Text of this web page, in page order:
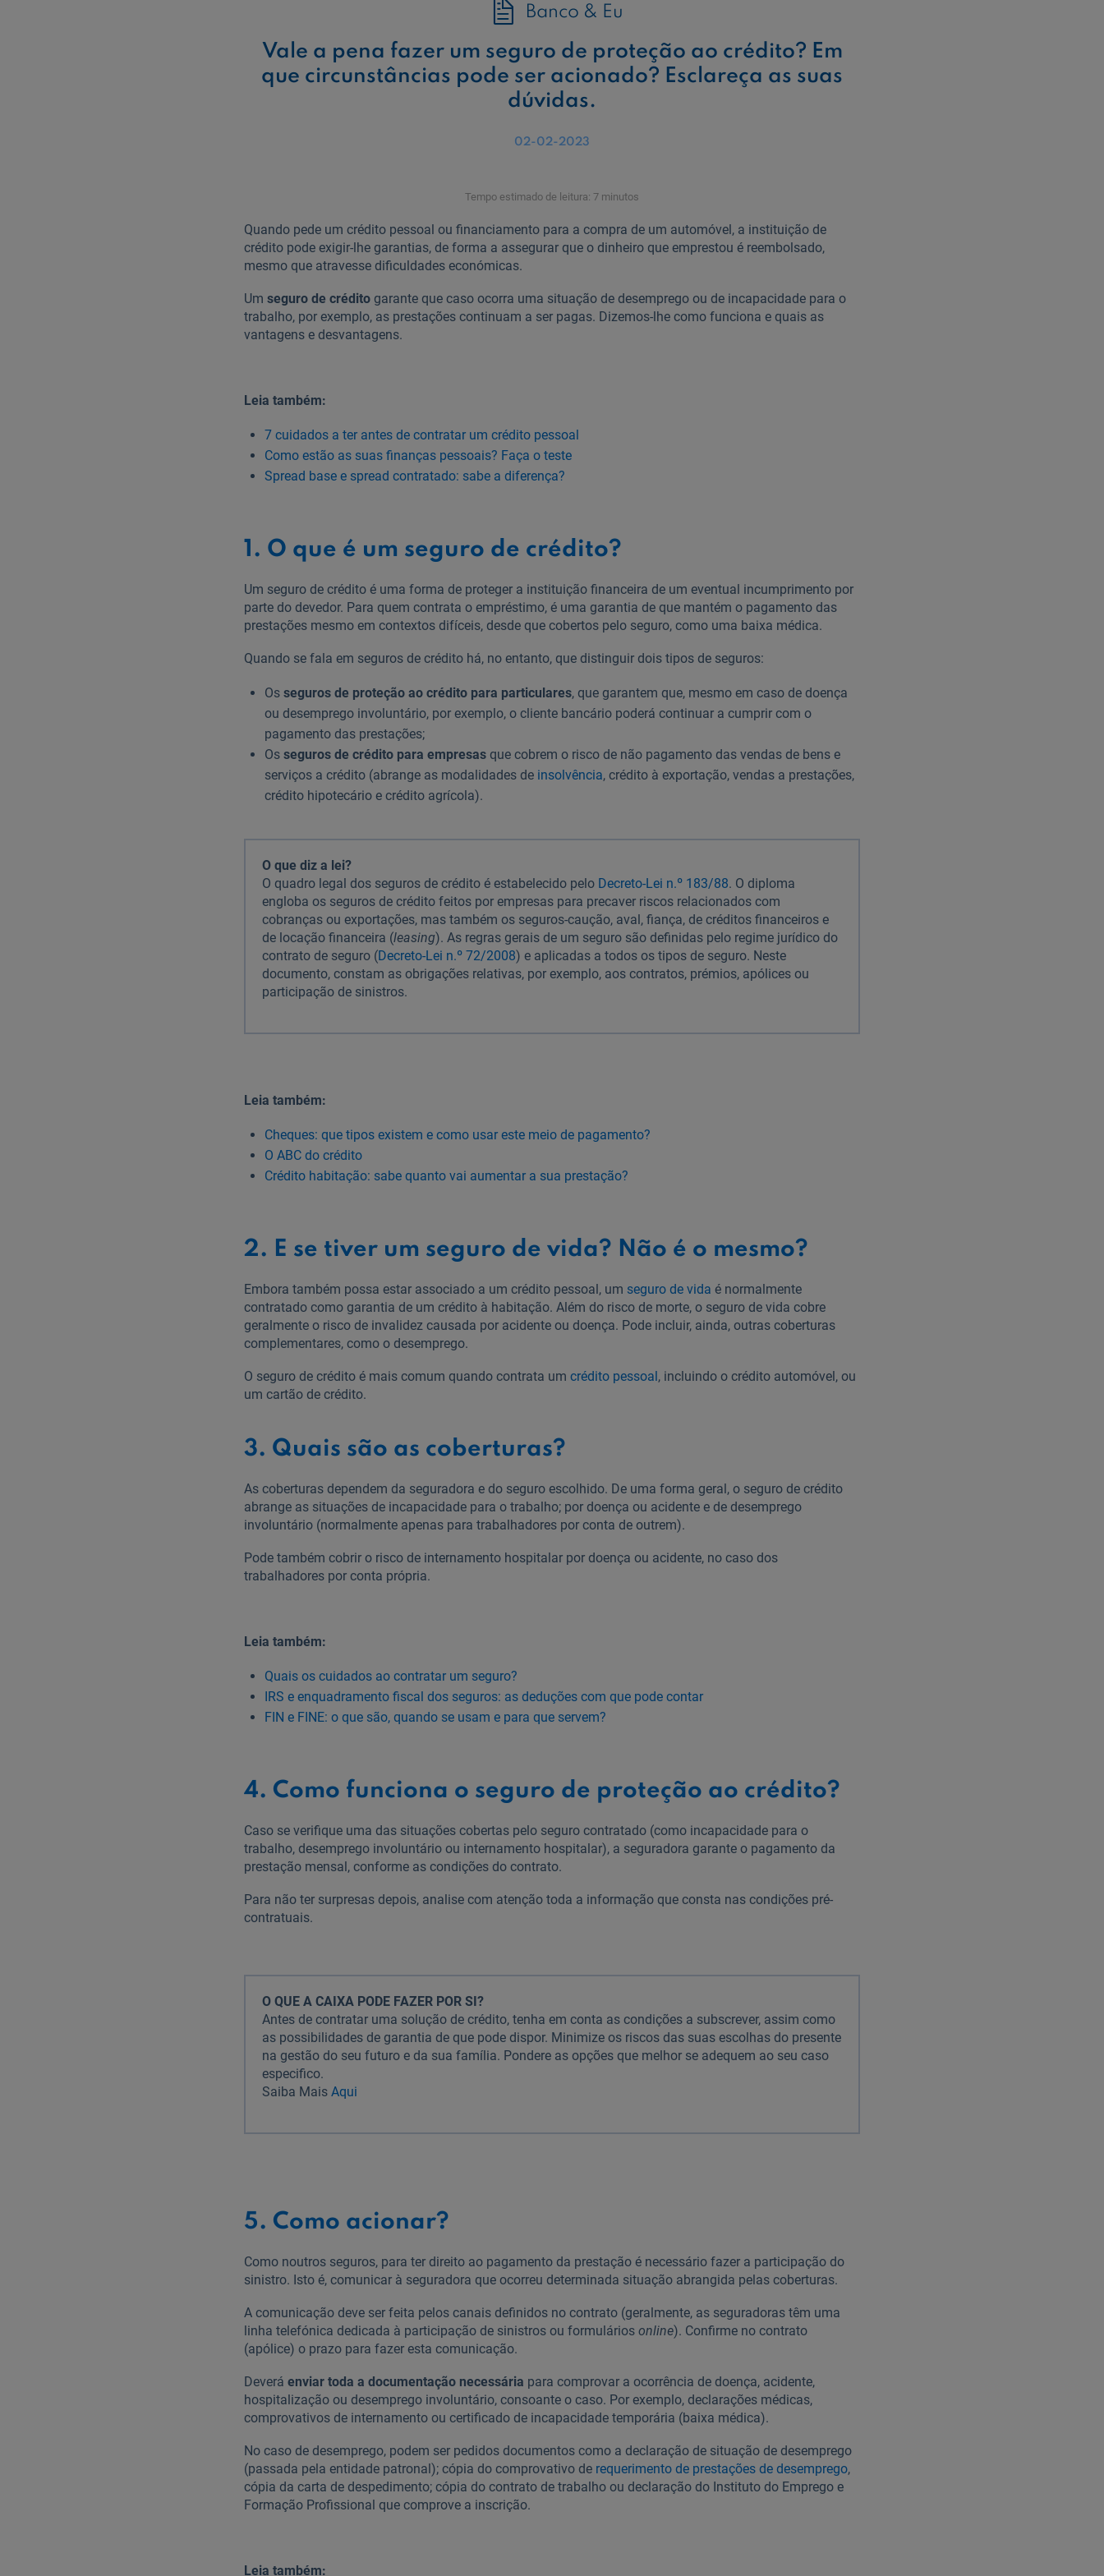
Banco & Eu
Vale a pena fazer um seguro de proteção ao crédito? Em
que circunstâncias pode ser acionado? Esclareça as suas
dúvidas.
02-02-2023
Tempo estimado de leitura: 7 minutos
Quando pede um crédito pessoal ou financiamento para a compra de um automóvel, a instituição de
crédito pode exigir-lhe garantias, de forma a assegurar que o dinheiro que emprestou é reembolsado,
mesmo que atravesse dificuldades económicas.
Um seguro de crédito garante que caso ocorra uma situação de desemprego ou de incapacidade para o
trabalho, por exemplo, as prestações continuam a ser pagas. Dizemos-lhe como funciona e quais as
vantagens e desvantagens.
Leia também:
7 cuidados a ter antes de contratar um crédito pessoal
Como estão as suas finanças pessoais? Faça o teste
Spread base e spread contratado: sabe a diferença?
1. O que é um seguro de crédito?
Um seguro de crédito é uma forma de proteger a instituição financeira de um eventual incumprimento por
parte do devedor. Para quem contrata o empréstimo, é uma garantia de que mantém o pagamento das
prestações mesmo em contextos difíceis, desde que cobertos pelo seguro, como uma baixa médica.
Quando se fala em seguros de crédito há, no entanto, que distinguir dois tipos de seguros:
Os seguros de proteção ao crédito para particulares, que garantem que, mesmo em caso de doença
ou desemprego involuntário, por exemplo, o cliente bancário poderá continuar a cumprir com o
pagamento das prestações;
Os seguros de crédito para empresas que cobrem o risco de não pagamento das vendas de bens e
serviços a crédito (abrange as modalidades de insolvência, crédito à exportação, vendas a prestações,
crédito hipotecário e crédito agrícola).
O que diz a lei?
O quadro legal dos seguros de crédito é estabelecido pelo Decreto-Lei n.º 183/88. O diploma
engloba os seguros de crédito feitos por empresas para precaver riscos relacionados com
cobranças ou exportações, mas também os seguros-caução, aval, fiança, de créditos financeiros e
de locação financeira (leasing). As regras gerais de um seguro são definidas pelo regime jurídico do
contrato de seguro (Decreto-Lei n.º 72/2008) e aplicadas a todos os tipos de seguro. Neste
documento, constam as obrigações relativas, por exemplo, aos contratos, prémios, apólices ou
participação de sinistros.
Leia também:
Cheques: que tipos existem e como usar este meio de pagamento?
O ABC do crédito
Crédito habitação: sabe quanto vai aumentar a sua prestação?
2. E se tiver um seguro de vida? Não é o mesmo?
Embora também possa estar associado a um crédito pessoal, um seguro de vida é normalmente
contratado como garantia de um crédito à habitação. Além do risco de morte, o seguro de vida cobre
geralmente o risco de invalidez causada por acidente ou doença. Pode incluir, ainda, outras coberturas
complementares, como o desemprego.
O seguro de crédito é mais comum quando contrata um crédito pessoal , incluindo o crédito automóvel, ou
um cartão de crédito.
3. Quais são as coberturas?
As coberturas dependem da seguradora e do seguro escolhido. De uma forma geral, o seguro de crédito
abrange as situações de incapacidade para o trabalho; por doença ou acidente e de desemprego
involuntário (normalmente apenas para trabalhadores por conta de outrem).
Pode também cobrir o risco de internamento hospitalar por doença ou acidente, no caso dos
trabalhadores por conta própria.
Leia também:
Quais os cuidados ao contratar um seguro?
IRS e enquadramento fiscal dos seguros: as deduções com que pode contar
FIN e FINE: o que são, quando se usam e para que servem?
4. Como funciona o seguro de proteção ao crédito?
Caso se verifique uma das situações cobertas pelo seguro contratado (como incapacidade para o
trabalho, desemprego involuntário ou internamento hospitalar), a seguradora garante o pagamento da
prestação mensal, conforme as condições do contrato.
Para não ter surpresas depois, analise com atenção toda a informação que consta nas condições pré-
contratuais.
O QUE A CAIXA PODE FAZER POR SI?
Antes de contratar uma solução de crédito, tenha em conta as condições a subscrever, assim como
as possibilidades de garantia de que pode dispor. Minimize os riscos das suas escolhas do presente
na gestão do seu futuro e da sua família. Pondere as opções que melhor se adequem ao seu caso
especifico.
Saiba Mais Aqui
5. Como acionar?
Como noutros seguros, para ter direito ao pagamento da prestação é necessário fazer a participação do
sinistro. Isto é, comunicar à seguradora que ocorreu determinada situação abrangida pelas coberturas.
A comunicação deve ser feita pelos canais definidos no contrato (geralmente, as seguradoras têm uma
linha telefónica dedicada à participação de sinistros ou formulários online). Confirme no contrato
(apólice) o prazo para fazer esta comunicação.
Deverá enviar toda a documentação necessária para comprovar a ocorrência de doença, acidente,
hospitalização ou desemprego involuntário, consoante o caso. Por exemplo, declarações médicas,
comprovativos de internamento ou certificado de incapacidade temporária (baixa médica).
No caso de desemprego, podem ser pedidos documentos como a declaração de situação de desemprego
(passada pela entidade patronal); cópia do comprovativo de requerimento de prestações de desemprego,
cópia da carta de despedimento; cópia do contrato de trabalho ou declaração do Instituto do Emprego e
Formação Profissional que comprove a inscrição.
Leia também: